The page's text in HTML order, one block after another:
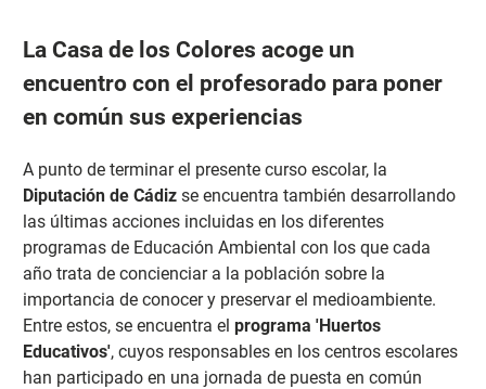
La Casa de los Colores acoge un
encuentro con el profesorado para poner
en común sus experiencias
A punto de terminar el presente curso escolar, la
Diputación de Cádizse encuentra también desarrollando
las últimas acciones incluidas en los diferentes
programas de Educación Ambiental con los que cada
año trata de concienciar a la población sobre la
importancia de conocer y preservar el medioambiente.
Entre estos, se encuentra el programa 'Huertos
Educativos', cuyos responsables en los centros escolares
han participado en una jornada de puesta en común